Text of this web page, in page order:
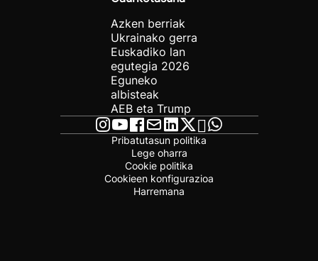
Azken berriak
Ukrainako gerra
Euskadiko lan
egutegia 2026
Eguneko
albisteak
AEB eta Trump
Pribatutasun politika
Lege oharra
Cookie politika
Cookieen konfigurazioa
Harremana